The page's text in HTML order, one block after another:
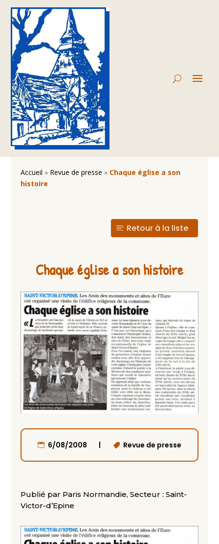
Accueil » Revue de presse » Chaque église a son
histoire
Retour à la liste
Chaque église a son histoire
6/08/2008 | Revue de presse
Publié par Paris Normandie, Secteur : Saint-
Victor-d’Epine